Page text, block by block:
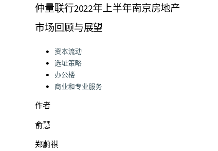
仲量联行2022年上半年南京房地产
市场回顾与展望
Categories:
资本流动
选址策略
办公楼
商业和专业服务
作者
俞慧
郑蔚祺